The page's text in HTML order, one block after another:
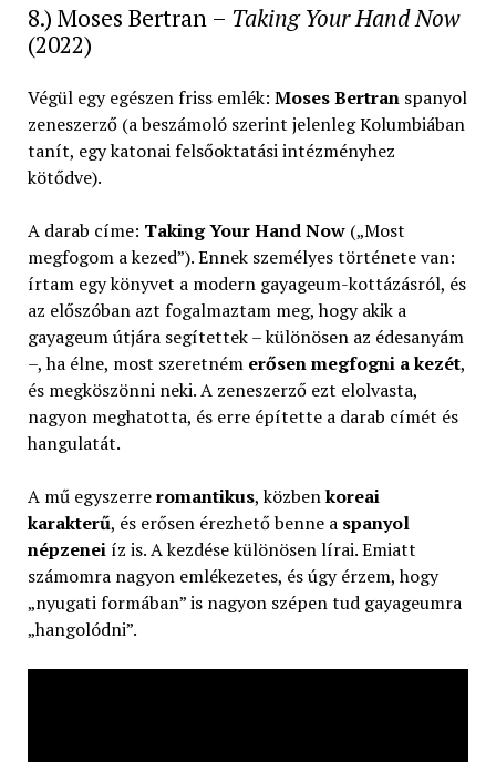
8.) Moses Bertran – Taking Your Hand Now
(2022)
Végül egy egészen friss emlék: Moses Bertranspanyol
zeneszerző (a beszámoló szerint jelenleg Kolumbiában
tanít, egy katonai felsőoktatási intézményhez
kötődve).
A darab címe: Taking Your Hand Now(„Most
megfogom a kezed”). Ennek személyes története van:
írtam egy könyvet a modern gayageum-kottázásról, és
az előszóban azt fogalmaztam meg, hogy akik a
gayageum útjára segítettek – különösen az édesanyám
–, ha élne, most szeretném erősen megfogni a kezét,
és megköszönni neki. A zeneszerző ezt elolvasta,
nagyon meghatotta, és erre építette a darab címét és
hangulatát.
A mű egyszerreromantikus, közbenkoreai
karakterű, és erősen érezhető benne a spanyol
népzeneiíz is. A kezdése különösen lírai. Emiatt
számomra nagyon emlékezetes, és úgy érzem, hogy
„nyugati formában” is nagyon szépen tud gayageumra
„hangolódni”.